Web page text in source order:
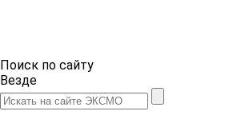
Поиск по сайту
Везде